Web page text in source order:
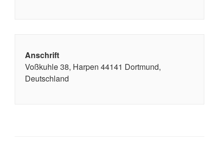
Anschrift
Voßkuhle 38, Harpen 44141 Dortmund,
Deutschland